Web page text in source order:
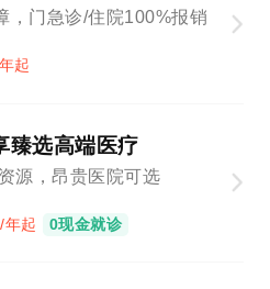
，门急诊/住院100%报销
起
臻选高端医疗
源，昂贵医院可选
年起 0现金就诊